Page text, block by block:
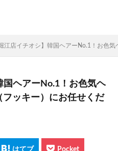
堀江店イチオシ】韓国ヘアーNo.1！お色
国ヘアーNo.1！お色気ヘ
ッキー）にお任せくだ